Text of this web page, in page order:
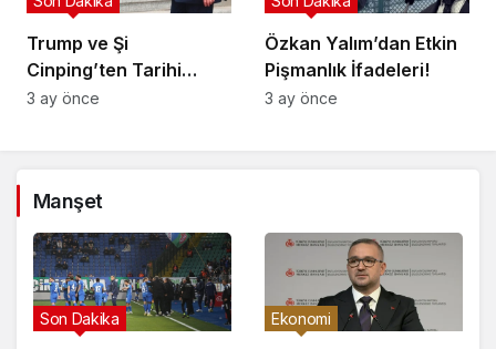
Trump ve Şi
Cinping’ten Tarihi
Ortaklık Mesajı
3 ay önce
Özkan Yalım’dan Etkin
Pişmanlık İfadeleri!
3 ay önce
Manşet
Son Dakika Ekonomi